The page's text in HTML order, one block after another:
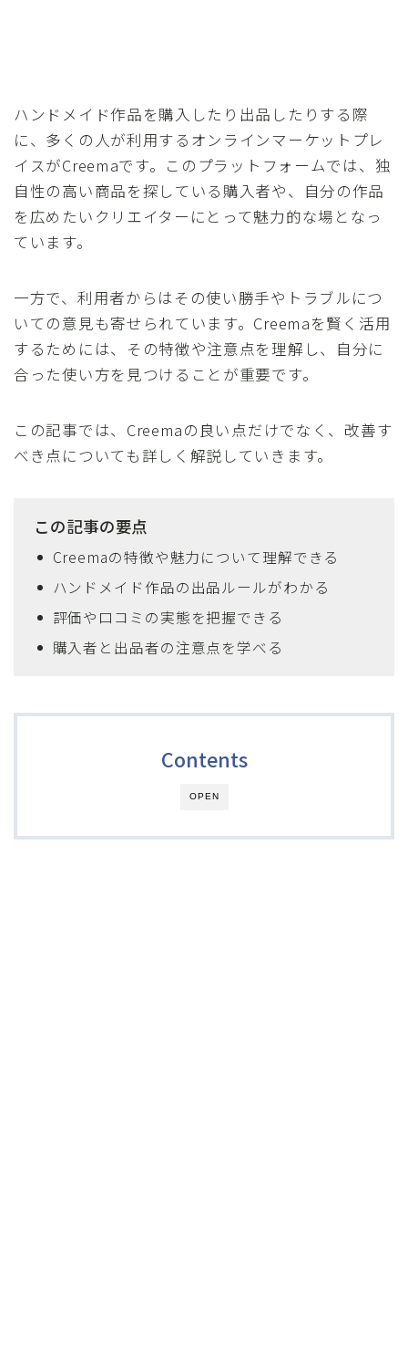
ハンドメイド作品を購入したり出品したりする際
に、多くの人が利用するオンラインマーケットプレ
イスがCreemaです。このプラットフォームでは、独
自性の高い商品を探している購入者や、自分の作品
を広めたいクリエイターにとって魅力的な場となっ
ています。
一方で、利用者からはその使い勝手やトラブルにつ
いての意見も寄せられています。Creemaを賢く活用
するためには、その特徴や注意点を理解し、自分に
合った使い方を見つけることが重要です。
この記事では、Creemaの良い点だけでなく、改善す
べき点についても詳しく解説していきます。
この記事の要点
Creemaの特徴や魅力について理解できる
ハンドメイド作品の出品ルールがわかる
評価や口コミの実態を把握できる
購入者と出品者の注意点を学べる
OPEN
Contents